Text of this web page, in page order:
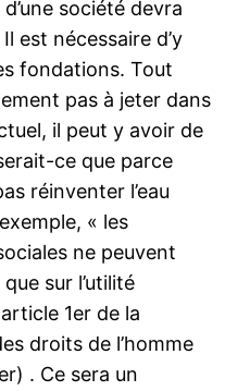
société devra
est nécessaire d’y
fondations. Tout
pas à jeter dans
il peut y avoir de
ce que parce
réinventer l’eau
« les
ne peuvent
sur l’utilité
1er de la
droits de l’homme
. Ce sera un